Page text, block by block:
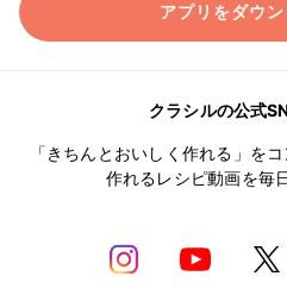
アプリをダウ
クラシルの公式
「きちんとおいしく作れる」を
作れるレシピ動画を毎